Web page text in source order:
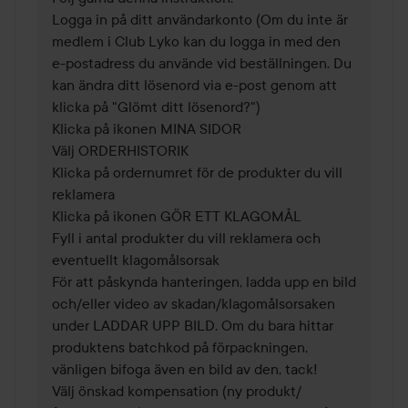
Logga in på ditt användarkonto (Om du inte är
medlem i Club Lyko kan du logga in med den
e-postadress du använde vid beställningen. Du
kan ändra ditt lösenord via e-post genom att
klicka på "Glömt ditt lösenord?")
Klicka på ikonen MINA SIDOR
Välj ORDERHISTORIK
Klicka på ordernumret för de produkter du vill
reklamera
Klicka på ikonen GÖR ETT KLAGOMÅL
Fyll i antal produkter du vill reklamera och
eventuellt klagomålsorsak
För att påskynda hanteringen, ladda upp en bild
och/eller video av skadan/klagomålsorsaken
under LADDAR UPP BILD. Om du bara hittar
produktens batchkod på förpackningen,
vänligen bifoga även en bild av den, tack!
Välj önskad kompensation (ny produkt/